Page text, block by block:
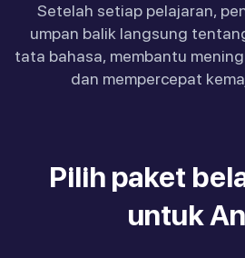
Setelah setiap pelajaran,
umpan balik langsung
tata bahasa, membantu
dan mempercepat
Pilih paket
untuk